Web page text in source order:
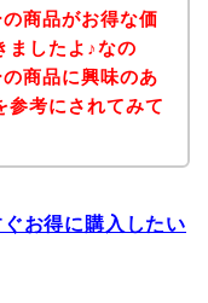
商品がお得な価
ましたよ♪なの
商品に興味のあ
参考にされてみて
お得に購入したい